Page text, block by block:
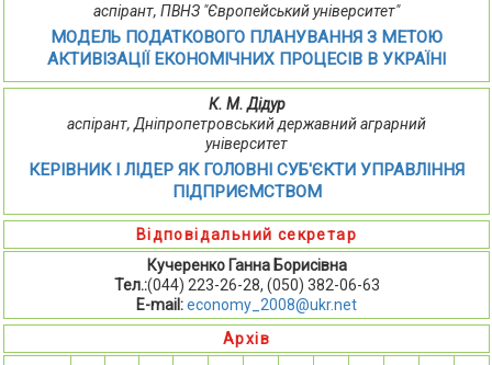
аспірант, ПВНЗ "Європейський університет"
МОДЕЛЬ ПОДАТКОВОГО ПЛАНУВАННЯ З МЕТОЮ
АКТИВІЗАЦІЇ ЕКОНОМІЧНИХ ПРОЦЕСІВ В УКРАЇНІ
К. М. Дідур
аспірант, Дніпропетровський державний аграрний
університет
КЕРІВНИК І ЛІДЕР ЯК ГОЛОВНІ СУБ'ЄКТИ УПРАВЛІННЯ
ПІДПРИЄМСТВОМ
Відповідальний секретар
Кучеренко Ганна Борисівна
Тел.:(044) 223-26-28, (050) 382-06-63
E-mail:economy_2008@ukr.net
Архів